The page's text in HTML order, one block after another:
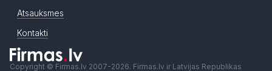
Atsauksmes
Kontakti
Copyright © Firmas.lv 2007-2026. Firmas.lv ir Latvijas Republikas